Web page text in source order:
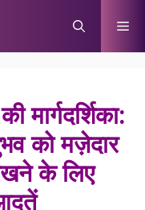
मार्गदर्शिका:
को मज़ेदार
के लिए